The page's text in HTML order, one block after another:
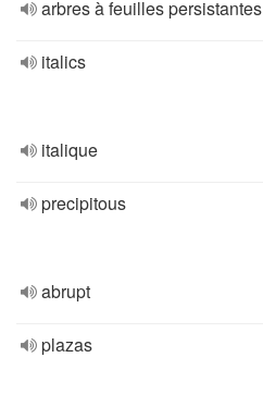
arbres à feuilles persistantes
italics
italique
precipitous
abrupt
plazas